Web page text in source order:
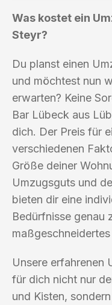
Was kostet ein
Steyr?
Du planst einen
und möchtest nun
erwarten? Keine
Bar Lübeck aus
dich. Der Preis für
verschiedenen
Größe deiner
Umzugsguts und
bieten dir eine
Bedürfnisse genau
Unsere erfahrenen
für dich nicht nur
und Kisten,